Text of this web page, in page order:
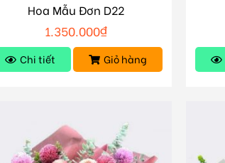
Hoa Mẫu Đơn D22
1.350.000₫
Chi tiết Giỏ hàng